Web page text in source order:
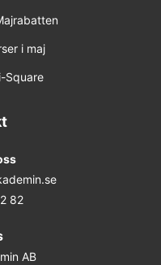
i maj
Square
82
AB